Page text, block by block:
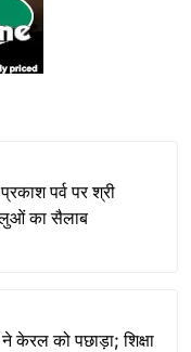
पर्व पर श्री
का सैलाब
केरल को पछाड़ा; शिक्षा